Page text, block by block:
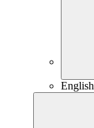
English